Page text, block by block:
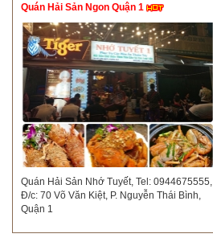
Quán Hải Sản Ngon Quận 1
Quán Hải Sản Nhớ Tuyết, Tel: 0944675555,
Đ/c: 70 Võ Văn Kiệt, P. Nguyễn Thái Bình,
Quận 1